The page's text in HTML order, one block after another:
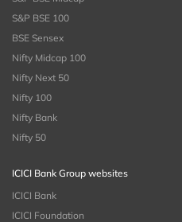
S&P BSE 100
BSE Sensex
Nifty Midcap 100
Nifty Next 50
Nifty 100
Nifty Bank
Nifty 50
ICICI Bank Group websites
ICICI Bank
ICICI Foundation